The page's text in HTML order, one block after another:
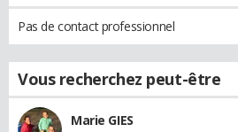
Pas de contact professionnel
Vous recherchez peut-être
Marie GIES